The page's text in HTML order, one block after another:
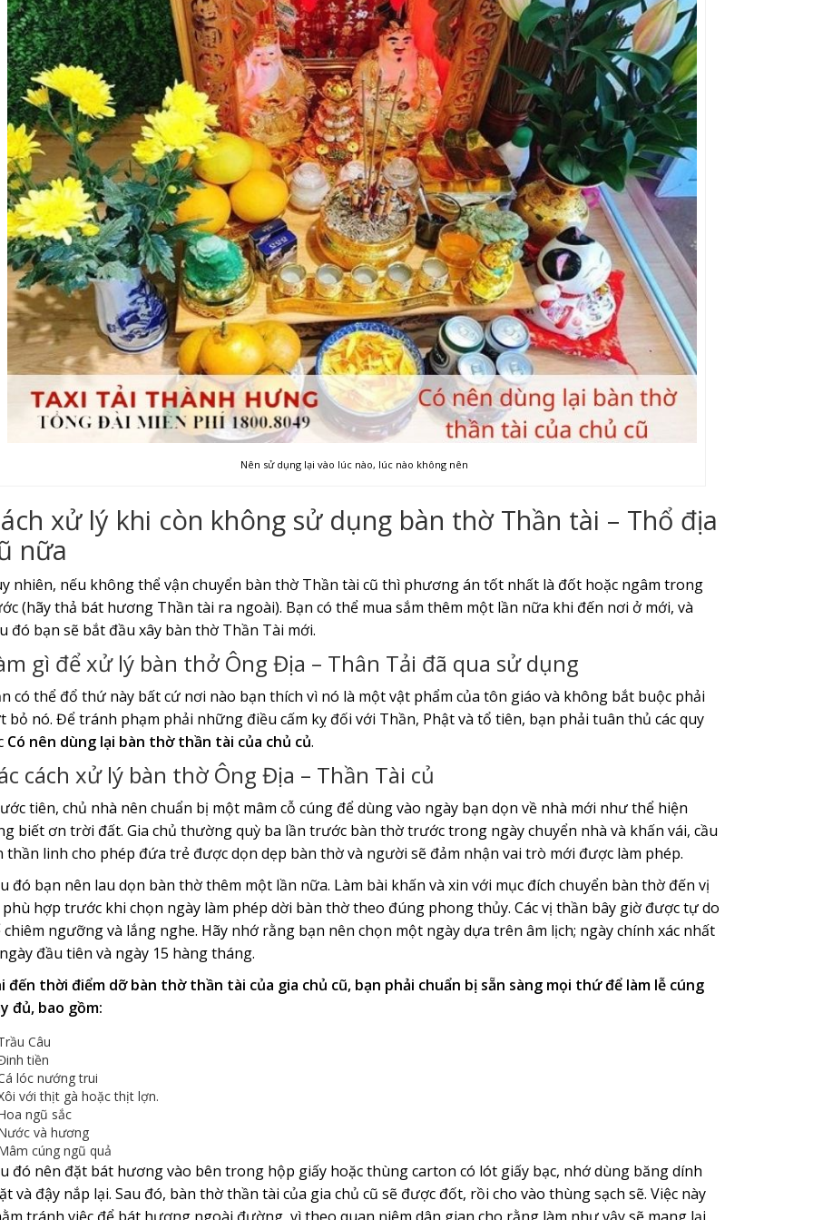
Nên sử dụng lại vào lúc nào, lúc nào không nên
xử lý khi còn không sử dụng bàn thờ Thần tài – Thổ địa
nữa
nhiên, nếu không thể vận chuyển bàn thờ Thần tài cũ thì phương án tốt nhất là đốt hoặc ngâm trong
(hãy thả bát hương Thần tài ra ngoài). Bạn có thể mua sắm thêm một lần nữa khi đến nơi ở mới, và
đó bạn sẽ bắt đầu xây bàn thờ Thần Tài mới.
gì để xử lý bàn thở Ông Địa – Thân Tải đã qua sử dụng
có thể đổ thứ này bất cứ nơi nào bạn thích vì nó là một vật phẩm của tôn giáo và không bắt buộc phải
bỏ nó. Để tránh phạm phải những điều cấm kỵ đối với Thần, Phật và tổ tiên, bạn phải tuân thủ các quy
Có nên dùng lại bàn thờ thần tài của chủ củ.
cách xử lý bàn thờ Ông Địa – Thần Tài củ
tiên, chủ nhà nên chuẩn bị một mâm cỗ cúng để dùng vào ngày bạn dọn về nhà mới như thể hiện
biết ơn trời đất. Gia chủ thường quỳ ba lần trước bàn thờ trước trong ngày chuyển nhà và khấn vái, cầu
thần linh cho phép đứa trẻ được dọn dẹp bàn thờ và người sẽ đảm nhận vai trò mới được làm phép.
đó bạn nên lau dọn bàn thờ thêm một lần nữa. Làm bài khấn và xin với mục đích chuyển bàn thờ đến vị
hợp trước khi chọn ngày làm phép dời bàn thờ theo đúng phong thủy. Các vị thần bây giờ được tự do
chiêm ngưỡng và lắng nghe. Hãy nhớ rằng bạn nên chọn một ngày dựa trên âm lịch; ngày chính xác nhất
đầu tiên và ngày 15 hàng tháng.
đến thời điểm dỡ bàn thờ thần tài của gia chủ cũ, bạn phải chuẩn bị sẵn sàng mọi thứ để làm lễ cúng
đủ, bao gồm:
Câu
tiền
lóc nướng trui
với thịt gà hoặc thịt lợn.
ngũ sắc
và hương
cúng ngũ quả
đó nên đặt bát hương vào bên trong hộp giấy hoặc thùng carton có lót giấy bạc, nhớ dùng băng dính
và đậy nắp lại. Sau đó, bàn thờ thần tài của gia chủ cũ sẽ được đốt, rồi cho vào thùng sạch sẽ. Việc này